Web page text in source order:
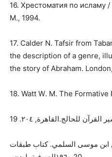
16. Хрестоматия по исламу
М., 1994.
17. Calder N. Tafsir from
the description of a genre,
the story of Abraham. London
18. Watt W. M. The Formative
القرآن للحالج.القاهرة, ٢٠٤. 19
ابن موسى السلمي. كتاب طبقات